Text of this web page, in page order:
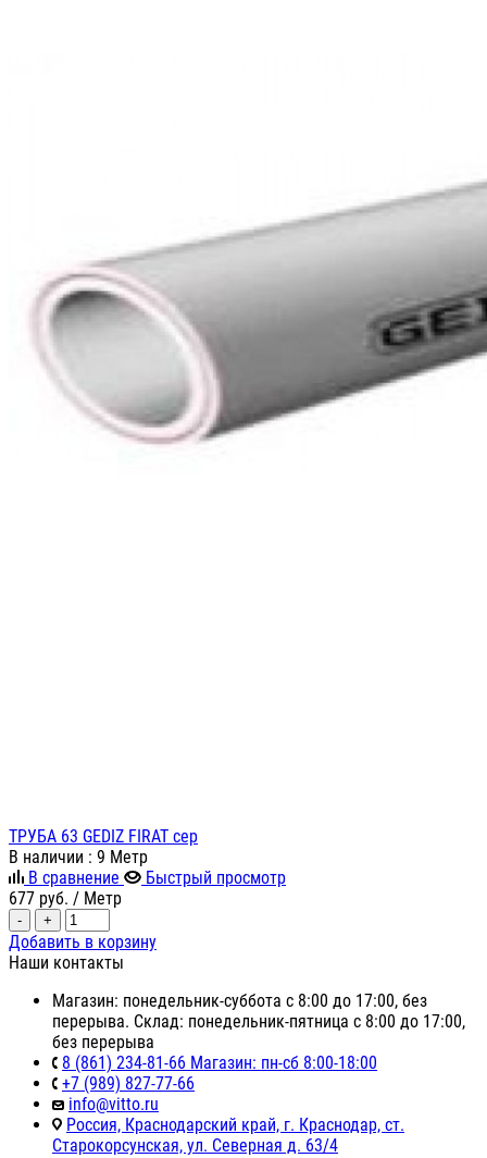
ТРУБА 63 GEDIZ FIRAT сер
В наличии : 9 Метр
В сравнение
Быстрый просмотр
677 руб. / Метр
- +
Добавить в корзину
Наши контакты
Магазин: понедельник-суббота с 8:00 до 17:00, без
перерыва. Склад: понедельник-пятница с 8:00 до 17:00,
без перерыва
8 (861) 234-81-66 Магазин: пн-сб 8:00-18:00
+7 (989) 827-77-66
info@vitto.ru
Россия, Краснодарский край, г. Краснодар, ст.
Старокорсунская, ул. Северная д. 63/4